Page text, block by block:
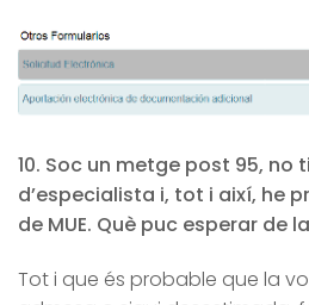
10. Soc un metge post 95, no
d’especialista i, tot i així, he
de MUE. Què puc esperar de
Tot i que és probable que la